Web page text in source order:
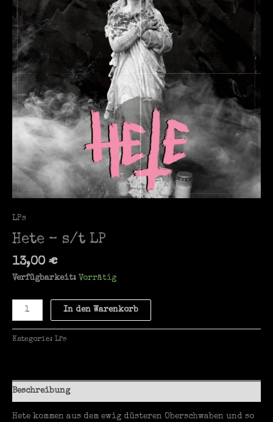
LPs
Hete – s/t LP
13,00 €
Verfügbarkeit: Vorrätig
Hete
-
s/t
In den Warenkorb
Kategorie: LPs
Beschreibung
Hete kommen aus dem ewig düsteren Oberschwaben und so